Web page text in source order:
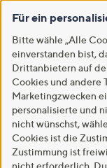
Für ein
Bitte wähle „Alle
einverstanden bist,
Drittanbietern auf
Cookies und andere
Marketingzwecken
personalisierte und
nicht wünschst,
Cookies ist die
Zustimmung ist
nicht erforderlich.